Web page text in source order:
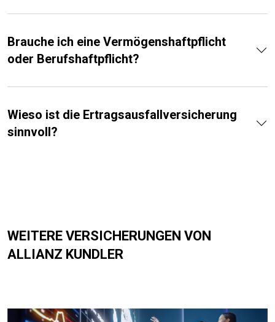
Brauche ich eine Vermögens­­haftpflicht
oder Berufs­haftpflicht?
Wieso ist die Ertrags­ausfall­versicherung
sinnvoll?
WEITERE VERSICHERUNGEN VON
ALLIANZ KUNDLER